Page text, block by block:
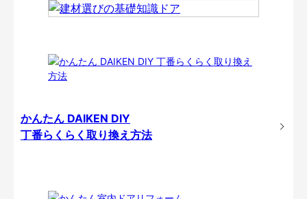
かんたん DAIKEN DIY
丁番らくらく取り換え方法